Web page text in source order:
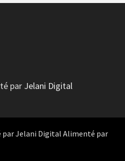
par Jelani Digital
Jelani Digital Alimenté par